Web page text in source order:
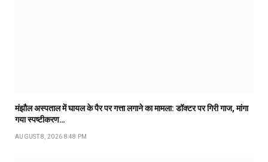
मंझौल अस्पताल में घायल के पैर पर गत्ता लगाने का मामला: डॉक्टर पर गिरी गाज, मांगा
गया स्पष्टीकरण…
AUGUST 8, 2026 8:48 PM